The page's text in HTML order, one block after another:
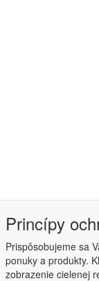
Obchodné podmienky |
Princípy
Prispôsobujeme sa
ponuky a produkty.
zobrazenie cielenej